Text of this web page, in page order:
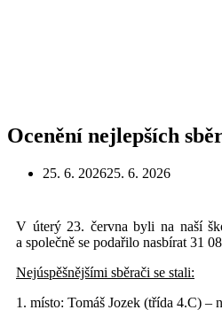
Ocenění nejlepších
25. 6. 202625. 6. 2026
V úterý 23. června byli na naší
a společně se podařilo nasbírat 31
Nejúspěšnějšími sběrači se stali:
1. místo: Tomáš Jozek (třída 4.C) –